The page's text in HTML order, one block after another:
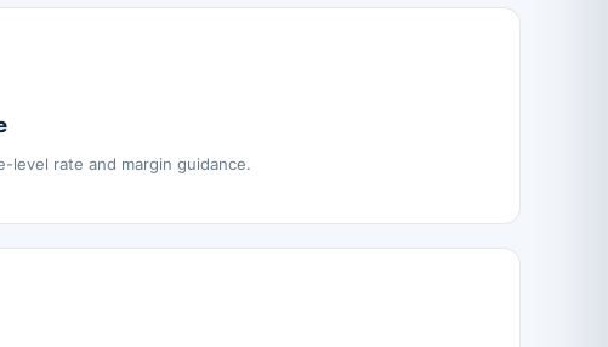
level rate and margin guidance.